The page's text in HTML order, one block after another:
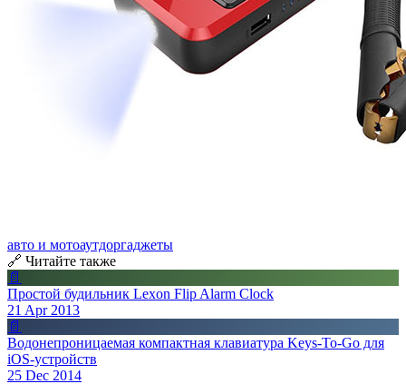
авто и мотоаутдоргаджеты
🔗 Читайте также
📄
Простой будильник Lexon Flip Alarm Clock
21 Apr 2013
📄
Водонепроницаемая компактная клавиатура Keys-To-Go для
iOS-устройств
25 Dec 2014